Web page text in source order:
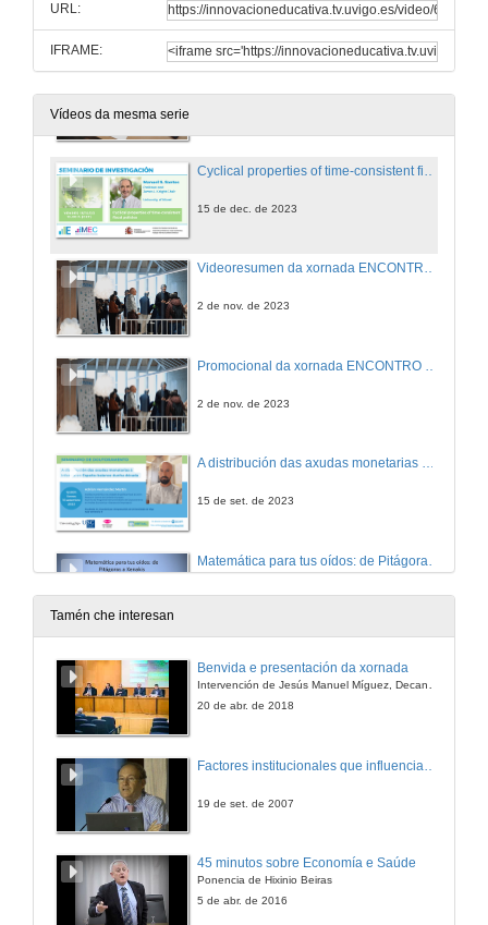
URL:
IFRAME:
Vídeos da mesma serie
13 de nov. de 2024
Encontro Científico ECOBAS 2024
15 de dec. de 2023
Videoresumen da xornada ENCONTRO CIENTÍFICO ’23
2 de nov. de 2023
2 de nov. de 2023
A distribución das axudas monetarias á infancia en España: balance dunha década
15 de set. de 2023
Conferencia
15 de dec. de 2022
Conference
Tamén che interesan
Benvida e presentación da xornada
20 de abr. de 2018
19 de set. de 2007
45 minutos sobre Economía e Saúde
Ponencia de Hixinio Beiras
5 de abr. de 2016